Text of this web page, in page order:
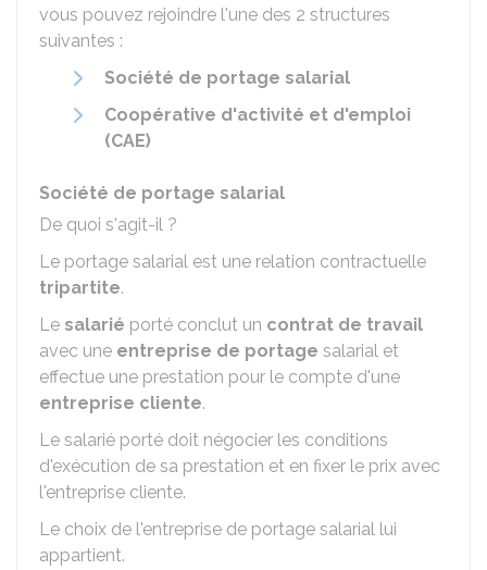
vous pouvez rejoindre l'une des 2 structures
suivantes :
Société de portage salarial
Coopérative d'activité et d'emploi
(CAE)
Société de portage salarial
De quoi s'agit-il ?
Le portage salarial est une relation contractuelle
tripartite.
Le salarié porté conclut un contrat de travail
avec une entreprise de portage salarial et
effectue une prestation pour le compte d'une
entreprise cliente.
Le salarié porté doit négocier les conditions
d'exécution de sa prestation et en fixer le prix avec
l'entreprise cliente.
Le choix de l'entreprise de portage salarial lui
appartient.